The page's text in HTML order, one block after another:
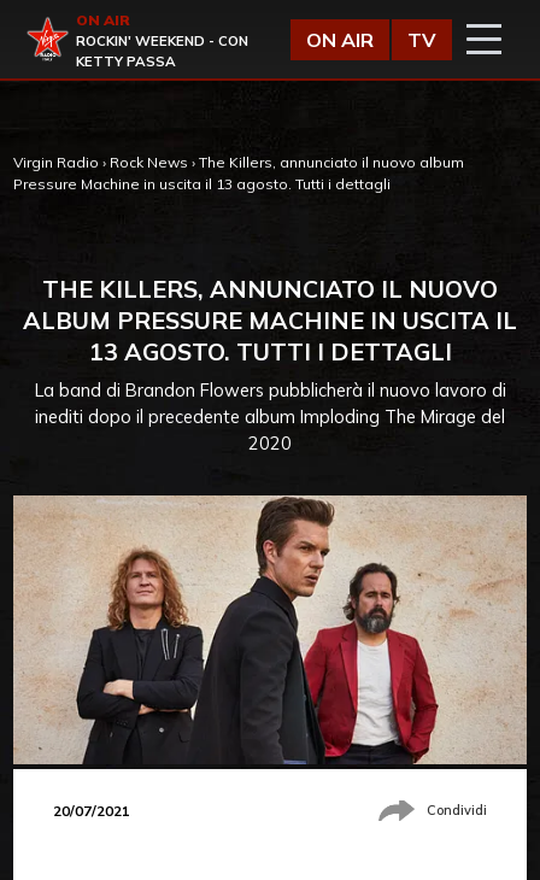
Virgin Radio
ON AIR
ROCKIN' WEEKEND - CON
KETTY PASSA
ON AIR TV
Virgin Radio › Rock News › The Killers, annunciato il nuovo album
Pressure Machine in uscita il 13 agosto. Tutti i dettagli
THE KILLERS, ANNUNCIATO IL NUOVO
ALBUM PRESSURE MACHINE IN USCITA IL
13 AGOSTO. TUTTI I DETTAGLI
La band di Brandon Flowers pubblicherà il nuovo lavoro di
inediti dopo il precedente album Imploding The Mirage del
2020
20/07/2021 Condividi